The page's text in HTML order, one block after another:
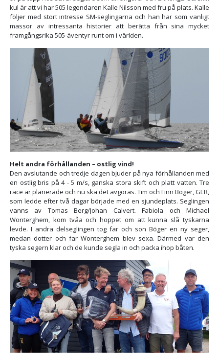
kul är att vi har 505 legendaren Kalle Nilsson med fru på plats. Kalle
följer med stort intresse SM-seglingarna och han har som vanligt
massor av intressanta historier att berätta från sina mycket
framgångsrika 505-äventyr runt om i världen.
Helt andra förhållanden – ostlig vind!
Den avslutande och tredje dagen bjuder på nya förhållanden med
en ostlig bris på 4 - 5 m/s, ganska stora skift och platt vatten. Tre
race är planerade och nu ska det avgöras. Tim och Finn Böger, GER,
som ledde efter två dagar började med en sjundeplats. Seglingen
vanns av Tomas Berg/Johan Calvert. Fabiola och Michael
Wonterghem, kom tvåa och hoppet om att kunna slå tyskarna
levde. I andra delseglingen tog far och son Böger en ny seger,
medan dotter och far Wonterghem blev sexa. Därmed var den
tyska segern klar och de kunde segla in och packa ihop båten.